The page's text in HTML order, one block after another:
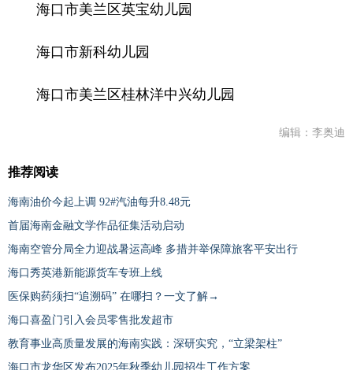
海口市美兰区英宝幼儿园
海口市新科幼儿园
海口市美兰区桂林洋中兴幼儿园
编辑：李奥迪
推荐阅读
海南油价今起上调 92#汽油每升8.48元
首届海南金融文学作品征集活动启动
海南空管分局全力迎战暑运高峰 多措并举保障旅客平安出行
海口秀英港新能源货车专班上线
医保购药须扫“追溯码” 在哪扫？一文了解→
海口喜盈门引入会员零售批发超市
教育事业高质量发展的海南实践：深研实究，“立梁架柱”
海口市龙华区发布2025年秋季幼儿园招生工作方案